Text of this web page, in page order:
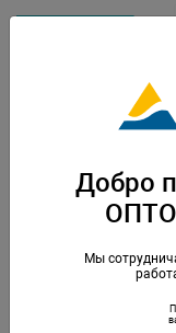
Добро
Мы